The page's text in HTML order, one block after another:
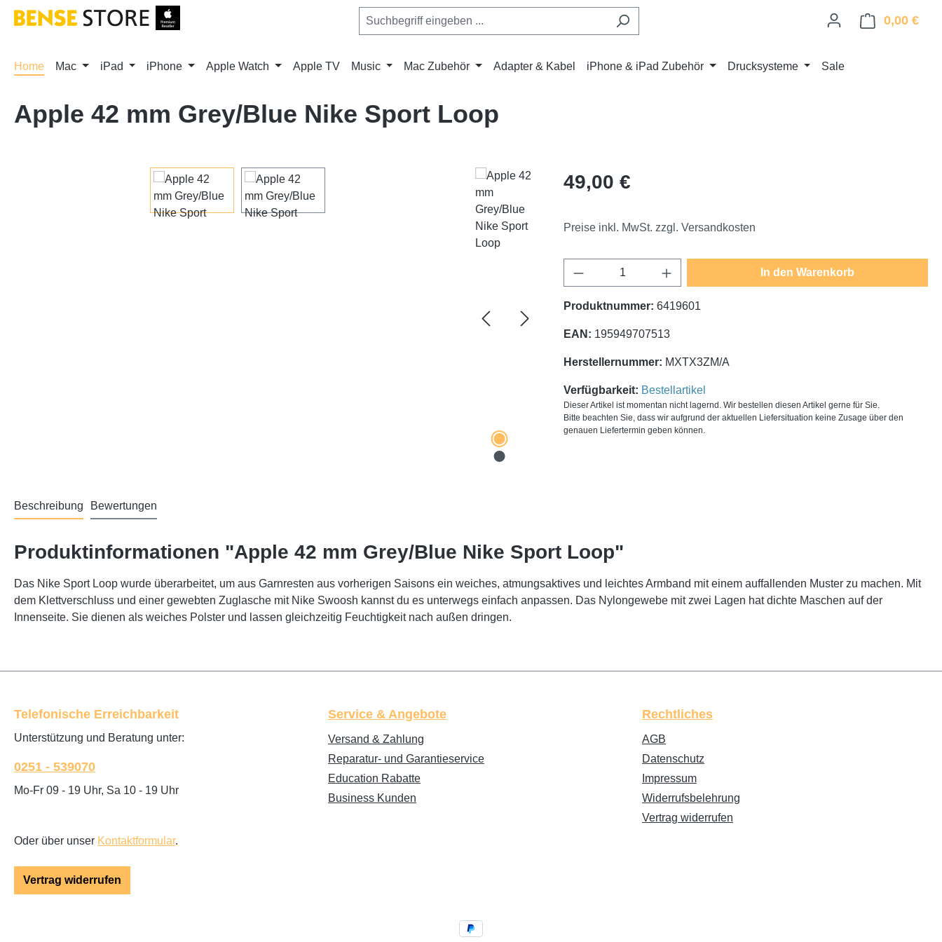
Hauptinhalt springen
Zur Suche springen
Zur Hauptnavigation springen 0,00 €
Home Mac iPad iPhone Apple Watch Apple TV Music Mac Zubehör Adapter & Kabel iPhone & iPad Zubehör Drucksysteme Sale
Apple 42 mm Grey/Blue Nike Sport Loop
Regulärer Preis:
49,00 €
Preise inkl. MwSt. zzgl. Versandkosten
Produkt Anzahl: Gib den gewünschten Wert ein
In den Warenkorb
Produktnummer: 6419601
EAN: 195949707513
Herstellernummer: MXTX3ZM/A
Verfügbarkeit: Bestellartikel
Dieser Artikel ist momentan nicht lagernd. Wir bestellen diesen Artikel gerne für Sie.
Bitte beachten Sie, dass wir aufgrund der aktuellen Liefersituation keine Zusage über den
genauen Liefertermin geben können.
Beschreibung Bewertungen
Produktinformationen "Apple 42 mm Grey/Blue Nike Sport Loop"
Das Nike Sport Loop wurde überarbeitet, um aus Garnresten aus vorherigen Saisons ein weiches, atmungsaktives und leichtes Armband mit einem auffallenden Muster zu machen. Mit
dem Klettverschluss und einer gewebten Zuglasche mit Nike Swoosh kannst du es unterwegs einfach anpassen. Das Nylongewebe mit zwei Lagen hat dichte Maschen auf der
Innenseite. Sie dienen als weiches Polster und lassen gleichzeitig Feuchtigkeit nach außen dringen.
Telefonische Erreichbarkeit
Unterstützung und Beratung unter:
0251 - 539070
Mo-Fr 09 - 19 Uhr, Sa 10 - 19 Uhr
Oder über unser Kontaktformular.
Vertrag widerrufen
Service & Angebote
Versand & Zahlung
Reparatur- und Garantieservice
Education Rabatte
Business Kunden
Rechtliches
AGB
Datenschutz
Impressum
Widerrufsbelehrung
Vertrag widerrufen